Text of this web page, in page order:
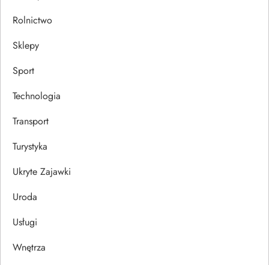
Rolnictwo
Sklepy
Sport
Technologia
Transport
Turystyka
Ukryte Zajawki
Uroda
Usługi
Wnętrza